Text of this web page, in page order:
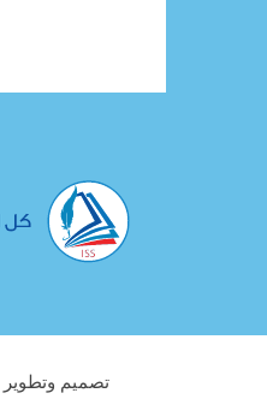
تصميم وتطوير Anzima Group